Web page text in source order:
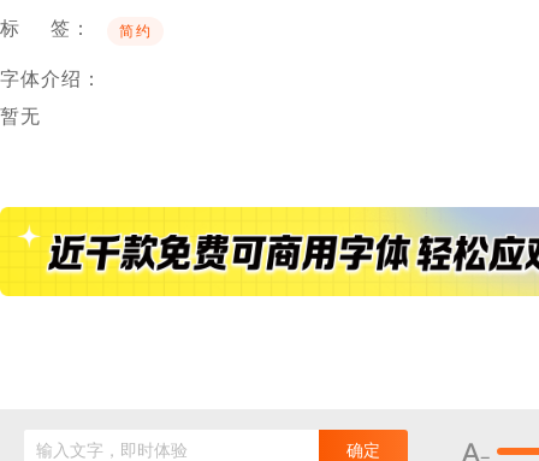
标 签： 简约
字体介绍：
暂无
输入文字，即时体验 确定